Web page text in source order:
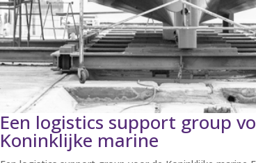
Een logistics support group
Koninklijke marine